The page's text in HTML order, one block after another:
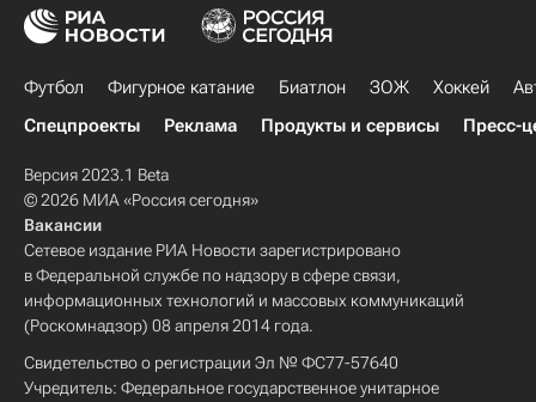
Футбол Фигурное катание Биатлон ЗОЖ Хоккей
Спецпроекты
Реклама Продукты и сервисы Пресс-
Версия 2023.1 Beta
© 2026 МИА «Россия сегодня»
Вакансии
Сетевое издание РИА Новости зарегистрировано
в Федеральной службе по надзору в сфере связи,
информационных технологий и массовых коммуникаций
(Роскомнадзор) 08 апреля 2014 года.
Свидетельство о регистрации Эл № ФС77-57640
Учредитель: Федеральное государственное унитарное